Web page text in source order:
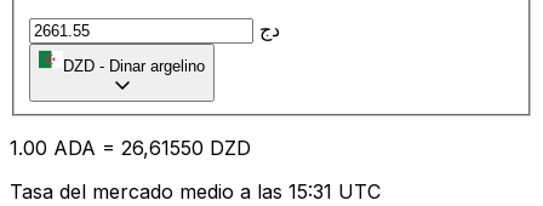
دج
DZD - Dinar argelino
1.00 ADA = 26,61550 DZD
Tasa del mercado medio a las 15:31 UTC